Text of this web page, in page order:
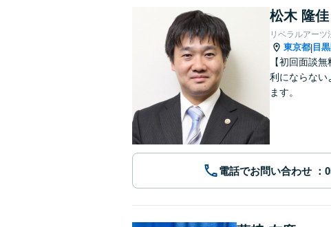
松木 隆佳
リベラルアーツ
東京都| 目
【初回面談
利にならない
ます。
電話でお問い合わせ